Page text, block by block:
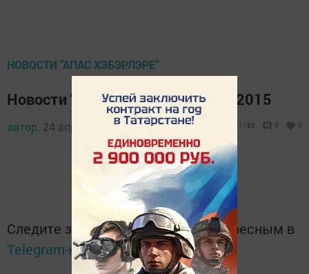
НОВОСТИ "АПАС ХЭБЭРЛЭРЕ"
Новости "Апас хэбэрлэре" 24.04.2015
автор, 24 апреля 2015 - 15:23 1186 0 0
Следите за самым важным и интересным в
Telegram-каналеТатмедиа